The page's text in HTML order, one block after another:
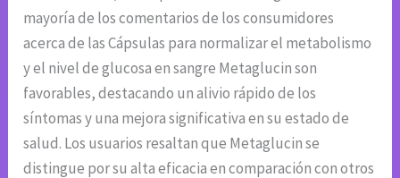
mayoría de los comentarios de los consumidores
acerca de las Cápsulas para normalizar el metabolismo
y el nivel de glucosa en sangre Metaglucin son
favorables, destacando un alivio rápido de los
síntomas y una mejora significativa en su estado de
salud. Los usuarios resaltan que Metaglucin se
distingue por su alta eficacia en comparación con otros